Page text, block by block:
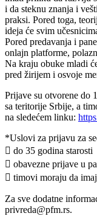
i da steknu znanja i
praksi. Pored toga,
ideja će svim
Pored predavanja i
onlajn platforme,
Na kraju obuke mladi
pred žirijem i osvoje
Prijave su otvorene do
sa teritorije Srbije, a
na sledećem linku:
*Uslovi za prijavu za
 do 35 godina starosti
 obavezne prijave u
 timovi moraju da
Za sve dodatne
privreda@pfm.rs.